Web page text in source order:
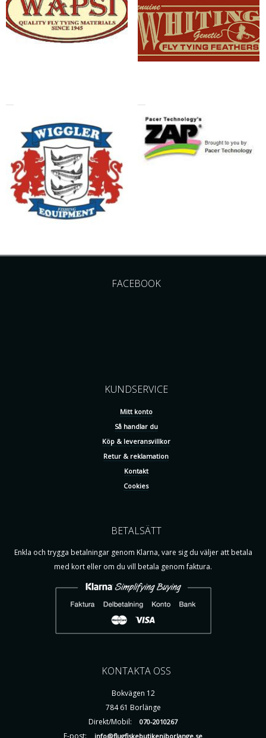
FACEBOOK
KUNDSERVICE
Mitt konto
Så handlar du
Köp & leveransvillkor
Retur & reklamation
Kontakt
Cookies
BETALSÄTT
Enkla och trygga betalningar genom Klarna, vare sig du väljer att betala
med kort eller om du vill betala genom faktura.
KONTAKTA OSS
Bokvägen 12
784 61 Borlänge
Direkt/Mobil:
070-2010267
E-post: info@flugfiskebutikeniborlange.se